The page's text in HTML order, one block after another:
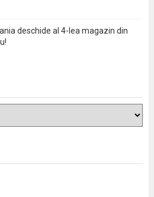
deschide al 4-lea magazin din